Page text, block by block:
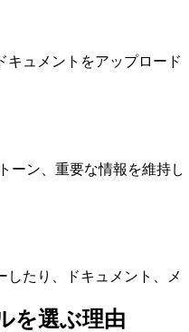
キュメントをアップロー
ーン、重要な情報を維持
したり、ドキュメント、
を選ぶ理由